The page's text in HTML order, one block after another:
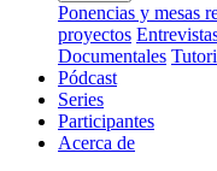
Ponencias y mesas
proyectos
Documentales
Pódcast
Series
Participantes
Acerca de